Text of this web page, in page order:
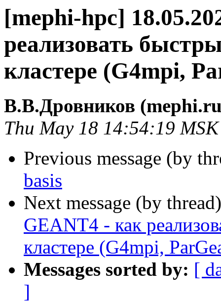
[mephi-hpc]
реализовать
кластере (G4mpi,
В.В.Дровников
Thu May 18 14:54:19
Previous message (by
basis
Next message (by
GEANT4 - как
кластере (G4mpi,
Messages sorted by: [
]